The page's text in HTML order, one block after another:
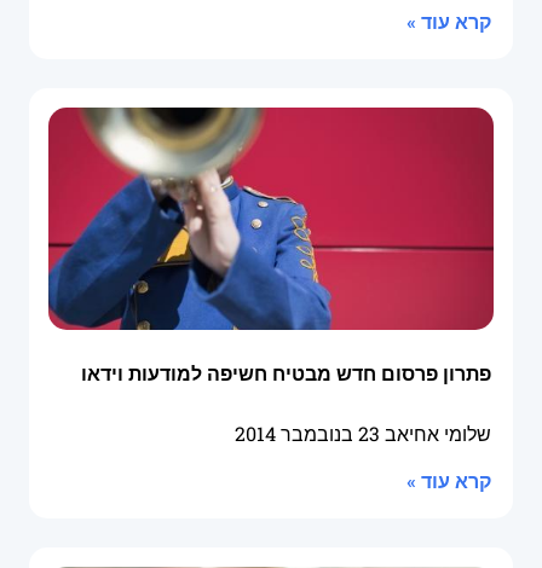
קרא עוד »
פתרון פרסום חדש מבטיח חשיפה למודעות וידאו
שלומי אחיאב 23 בנובמבר 2014
קרא עוד »